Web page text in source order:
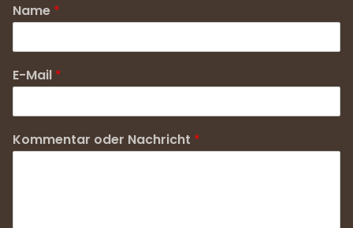
Name *
E-Mail *
Kommentar oder Nachricht *